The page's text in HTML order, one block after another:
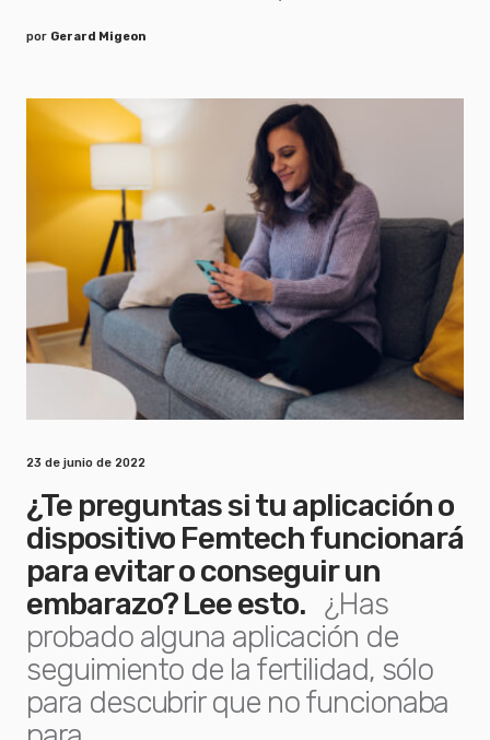
por Gerard Migeon
23 de junio de 2022
¿Te preguntas si tu aplicación o
dispositivo Femtech funcionará
para evitar o conseguir un
embarazo? Lee esto. ¿Has
probado alguna aplicación de
seguimiento de la fertilidad, sólo
para descubrir que no funcionaba